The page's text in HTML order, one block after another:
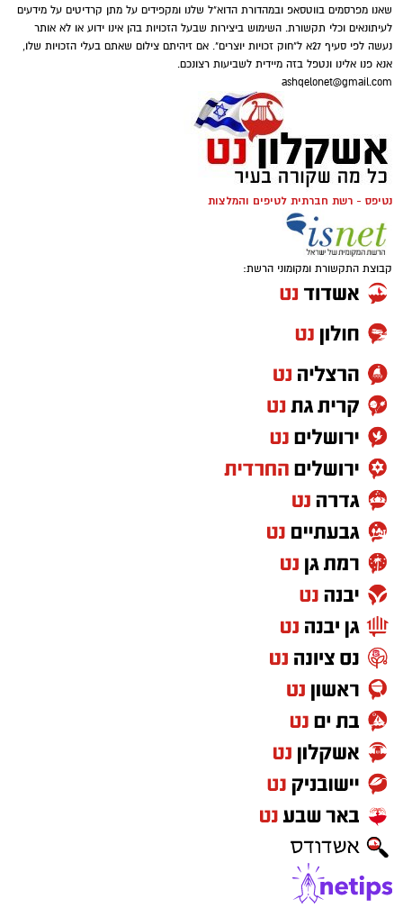
שאנו מפרסמים בווטסאפ ובמהדורת הדוא"ל שלנו ומקפידים על מתן קרדיטים על מידעים
לעיתונאים וכלי תקשורת. השימוש ביצירות שבעל הזכויות בהן אינו ידוע או לא אותר
נעשה לפי סעיף 27א ל"חוק זכויות יוצרים". אם זיהיתם צילום שאתם בעלי הזכויות שלו,
אנא פנו אלינו ונטפל בזה מיידית לשביעות רצונכם.
ashqelonet@gmail.com
נטיפס - רשת חברתית לטיפים והמלצות
קבוצת התקשורת ומקומוני הרשת: